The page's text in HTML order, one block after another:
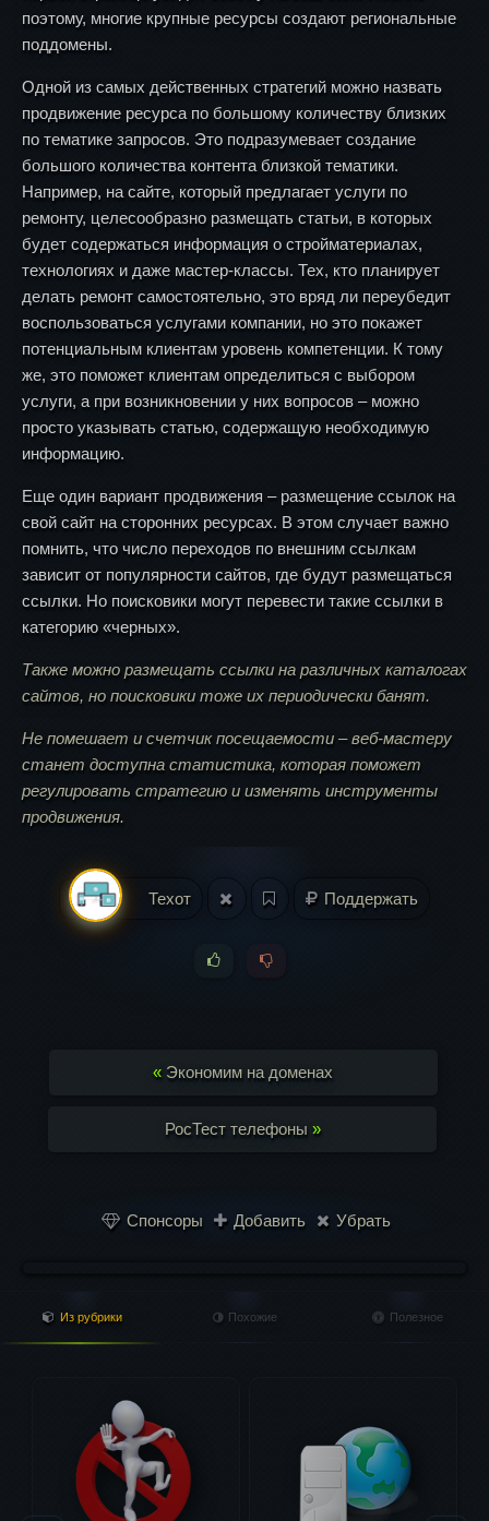
поэтому, многие крупные ресурсы создают региональные
поддомены.
Одной из самых действенных стратегий можно назвать
продвижение ресурса по большому количеству близких
по тематике запросов. Это подразумевает создание
большого количества контента близкой тематики.
Например, на сайте, который предлагает услуги по
ремонту, целесообразно размещать статьи, в которых
будет содержаться информация о стройматериалах,
технологиях и даже мастер-классы. Тех, кто планирует
делать ремонт самостоятельно, это вряд ли переубедит
воспользоваться услугами компании, но это покажет
потенциальным клиентам уровень компетенции. К тому
же, это поможет клиентам определиться с выбором
услуги, а при возникновении у них вопросов – можно
просто указывать статью, содержащую необходимую
информацию.
Еще один вариант продвижения – размещение ссылок на
свой сайт на сторонних ресурсах. В этом случает важно
помнить, что число переходов по внешним ссылкам
зависит от популярности сайтов, где будут размещаться
ссылки. Но поисковики могут перевести такие ссылки в
категорию «черных».
Также можно размещать ссылки на различных каталогах
сайтов, но поисковики тоже их периодически банят.
Не помешает и счетчик посещаемости – веб-мастеру
станет доступна статистика, которая поможет
регулировать стратегию и изменять инструменты
продвижения.
Техот Поддержать
« Экономим на доменах
РосТест телефоны »
Спонсоры Добавить Убрать
Из рубрики Похожие Полезное